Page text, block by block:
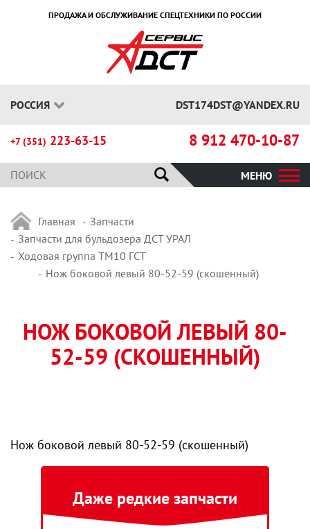
ПРОДАЖА И ОБСЛУЖИВАНИЕ СПЕЦТЕХНИКИ ПО РОССИИ
РОССИЯ DST174DST@YANDEX.RU
+7 (351) 223-63-15 8 912 470-10-87
МЕНЮ
Главная
Запчасти
Запчасти для бульдозера ДСТ УРАЛ
Ходовая группа ТМ10 ГСТ
Нож боковой левый 80-52-59 (скошенный)
НОЖ БОКОВОЙ ЛЕВЫЙ 80-
52-59 (СКОШЕННЫЙ)
Нож боковой левый 80-52-59 (скошенный)
Даже редкие запчасти